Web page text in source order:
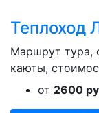
Теплоход
Маршрут тура,
каюты,
от 2600